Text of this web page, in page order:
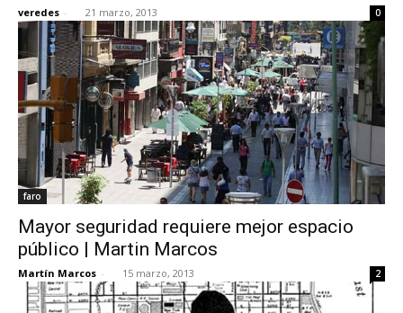
veredes - 21 marzo, 2013 0
faro
Mayor seguridad requiere mejor espacio
público | Martin Marcos
Martín Marcos - 15 marzo, 2013 2